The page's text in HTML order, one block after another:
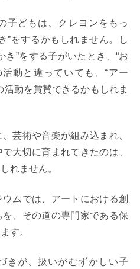
”をするかもしれません。し
き”をする子がいたとき、“お
動と違っていても、“アー
活動を賞賛できるかもしれま
大切に育まれてきたのは、
れません。
、その道の専門家である保
す。